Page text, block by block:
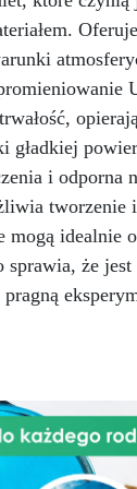
unikatowych i
Tabela
Twardość
Rękodzieło i
mydła
Mold Sztuka i
odlewy
i konstrukcje
dekoracyjne
Szybkie
30 Pure
i efekty
techniczne:
1,08
Część B:
Shore A:
na
użycia i
mieszanki:
gładkiej
i odporna
tworzenie
mogą idealnie
sprawia, że